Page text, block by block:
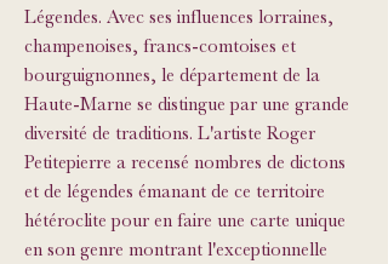
Légendes. Avec ses influences lorraines,
champenoises, francs-comtoises et
bourguignonnes, le département de la
Haute-Marne se distingue par une grande
diversité de traditions. L'artiste Roger
Petitepierre a recensé nombres de dictons
et de légendes émanant de ce territoire
hétéroclite pour en faire une carte unique
en son genre montrant l'exceptionnelle